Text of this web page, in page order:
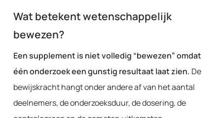
Wat betekent wetenschappelijk
bewezen?
Een supplement is niet volledig “bewezen” omdat
één onderzoek een gunstig resultaat laat zien. De
bewijskracht hangt onder andere af van het aantal
deelnemers, de onderzoeksduur, de dosering, de